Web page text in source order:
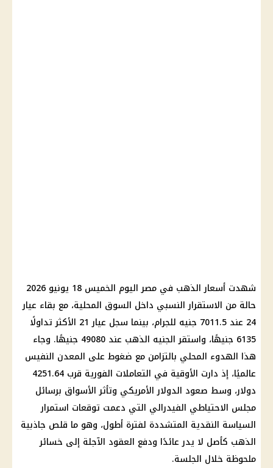
شهدت أسعار الذهب في مصر اليوم الخميس 18 يونيو 2026
حالة من الاستقرار النسبي داخل السوق المحلية، مع بقاء عيار
24 عند 7011.5 جنيه للجرام، بينما سجل عيار 21 الأكثر تداولًا
6135 جنيهًا، واستقر الجنيه الذهب عند 49080 جنيهًا. وجاء
هذا الهدوء المحلي بالتزامن مع ضغوط على المعدن النفيس
عالميًا، إذ دارت الأوقية في التعاملات الفورية قرب 4251.64
دولار، وسط صعود الدولار الأمريكي وتأثر الأسواق برسائل
مجلس الاحتياطي الفيدرالي التي دعمت توقعات استمرار
السياسة النقدية المتشددة لفترة أطول، وهو ما قلص جاذبية
الذهب كأصل لا يدر عائدًا ودفع العقود الآجلة إلى خسائر
ملحوظة خلال الجلسة.